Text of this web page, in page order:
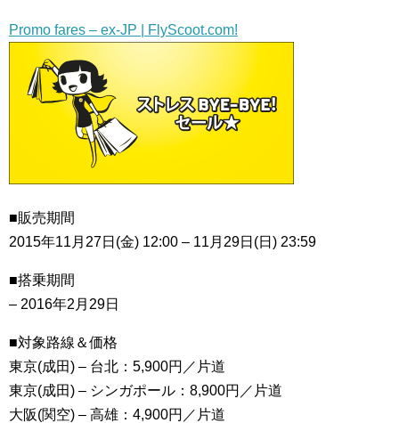
Promo fares – ex-JP | FlyScoot.com!
■販売期間
2015年11月27日(金) 12:00 – 11月29日(日) 23:59
■搭乗期間
– 2016年2月29日
■対象路線＆価格
東京(成田) – 台北：5,900円／片道
東京(成田) – シンガポール：8,900円／片道
大阪(関空) – 高雄：4,900円／片道